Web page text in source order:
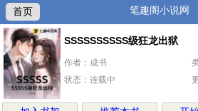
首页 笔趣阁小说网
SSSSSSSSSS级狂龙出狱
作者：成书
状态：连载中